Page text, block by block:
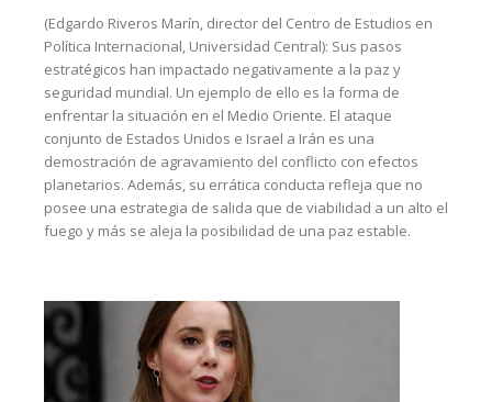
(Edgardo Riveros Marín, director del Centro de Estudios en
Política Internacional, Universidad Central): Sus pasos
estratégicos han impactado negativamente a la paz y
seguridad mundial. Un ejemplo de ello es la forma de
enfrentar la situación en el Medio Oriente. El ataque
conjunto de Estados Unidos e Israel a Irán es una
demostración de agravamiento del conflicto con efectos
planetarios. Además, su errática conducta refleja que no
posee una estrategia de salida que de viabilidad a un alto el
fuego y más se aleja la posibilidad de una paz estable.